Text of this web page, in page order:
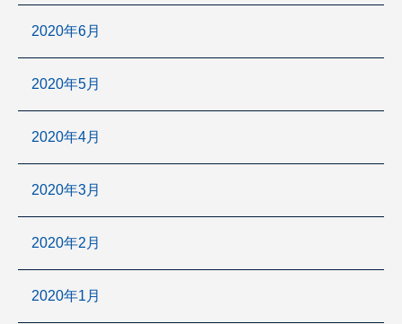
2020年6月
2020年5月
2020年4月
2020年3月
2020年2月
2020年1月